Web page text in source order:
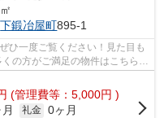
下鍛冶屋町895-1
ひ一度ご覧ください！見た目も
の方がご満足の物件はこちらで
(管理費等：5,000円 )
礼金 0ヶ月